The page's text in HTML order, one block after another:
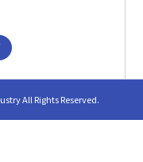
All Rights Reserved.